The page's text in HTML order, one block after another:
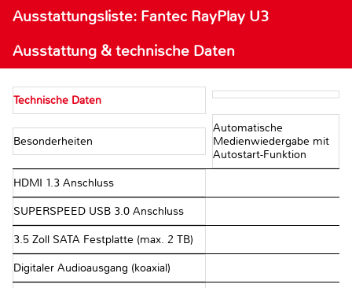
Ausstattungsliste: Fantec RayPlay U3
Ausstattung & technische Daten
Technische Daten
Besonderheiten
Automatische
Medienwiedergabe mit
Autostart-Funktion
HDMI 1.3 Anschluss
SUPERSPEED USB 3.0 Anschluss
3.5 Zoll SATA Festplatte (max. 2 TB)
Digitaler Audioausgang (koaxial)